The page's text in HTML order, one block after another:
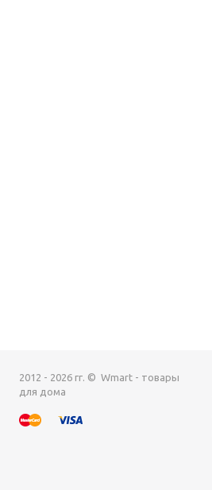
2012 - 2026 гг. © Wmart - товары
для дома